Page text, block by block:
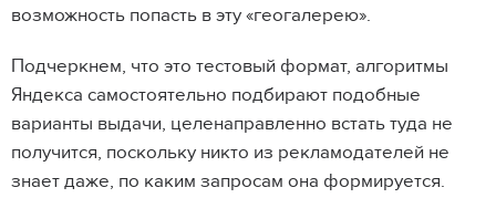
возможность попасть в эту «геогалерею».
Подчеркнем, что это тестовый формат, алгоритмы
Яндекса самостоятельно подбирают подобные
варианты выдачи, целенаправленно встать туда не
получится, поскольку никто из рекламодателей не
знает даже, по каким запросам она формируется.